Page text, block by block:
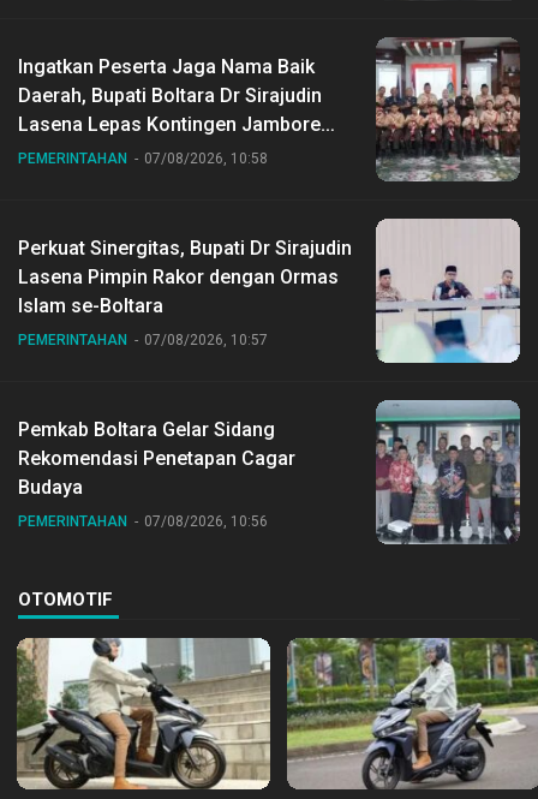
Ingatkan Peserta Jaga Nama Baik
Daerah, Bupati Boltara Dr Sirajudin
Lasena Lepas Kontingen Jambore
Nasional ke XII di Buperta Cibubur
PEMERINTAHAN 07/08/2026, 10:58
Perkuat Sinergitas, Bupati Dr Sirajudin
Lasena Pimpin Rakor dengan Ormas
Islam se-Boltara
PEMERINTAHAN 07/08/2026, 10:57
Pemkab Boltara Gelar Sidang
Rekomendasi Penetapan Cagar
Budaya
PEMERINTAHAN 07/08/2026, 10:56
OTOMOTIF